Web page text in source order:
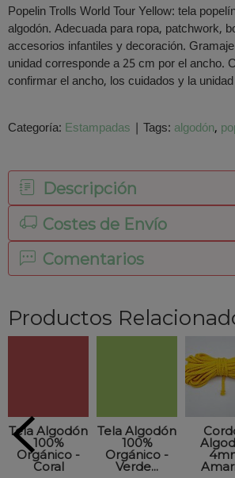
Popelin Trolls World Tour Yellow: tela
algodón. Adecuada para ropa, patchwork,
accesorios infantiles y decoración.
unidad corresponde a 25 cm por el ancho.
confirmar el ancho, los cuidados y la
Categoría: Estampadas | Tags: algodón
Descripción
Costes de Envío
Comentarios
Productos
Tela Algodón
100%
Orgánico -
Coral
Tela Algodón
100%
Orgánico -
Verde...